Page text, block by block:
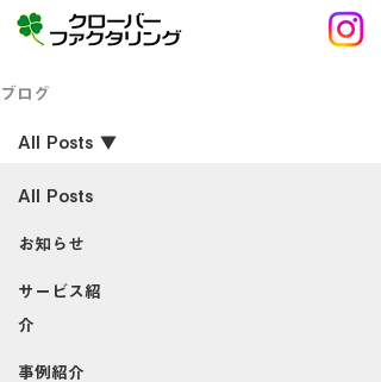
ブログ
All Posts
お知らせ
サービス紹
介
事例紹介
All Posts